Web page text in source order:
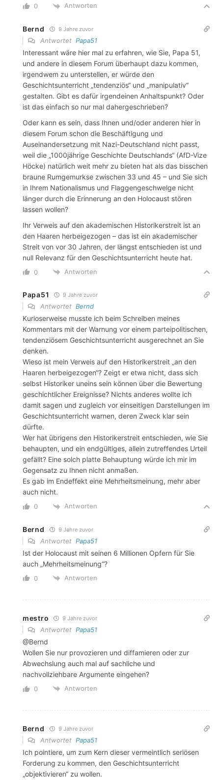
0 Antworten
Bernd 9 Jahre zuvor
Antwortet Papa51
Interessant wäre hier mal zu erfahren, wie Sie, Papa 51,
und andere in diesem Forum überhaupt dazu kommen,
irgendwem zu unterstellen, er würde den
Geschichtsunterricht „tendenziös“ und „manipulativ“
gestalten. Gibt es dafür irgendeinen Anhaltspunkt? Oder
ist das einfach so nur mal dahergeschrieben?
Oder kann es sein, dass Ihnen und/oder anderen hier in
diesem Forum schon die Beschäftigung und
Auseinandersetzung mit Nazi-Deutschland nicht passt,
weil die „1000jährige Geschichte Deutschlands“ (AfD-Vize
Höcke) natürlich weit mehr zu bieten hat als das bisschen
braune Rumgemurkse zwischen 33 und 45 – und Sie sich
in Ihrem Nationalismus und Flaggengeschwelge nicht
länger durch die Erinnerung an den Holocaust stören
lassen wollen?
Ihr Verweis auf den akademischen Historikerstreit ist an
den Haaren herbeigezogen – das ist ein akademischer
Streit von vor 30 Jahren, der längst entschieden ist und
null Relevanz für den Geschichtsunterricht heute hat.
0 Antworten
Papa51 9 Jahre zuvor
Antwortet Bernd
Kurioserweise musste ich beim Schreiben meines
Kommentars mit der Warnung vor einem parteipolitischen,
tendenziösem Geschichtsunterricht ausgerechnet an Sie
denken.
Wieso ist mein Verweis auf den Historikerstreit „an den
Haaren herbeigezogen“? Zeigt er etwa nicht, dass sich
selbst Historiker uneins sein können über die Bewertung
geschichtlicher Ereignisse? Nichts anderes wollte ich
damit sagen und zugleich vor einseitigen Darstellungen im
Geschichtsunterricht warnen, deren Zweck klar sein
dürfte.
Wer hat übrigens den Historikerstreit entschieden, wie Sie
behaupten, und ein endgültiges, allein zutreffendes Urteil
gefällt? Eine solch platte Behauptung würde ich mir im
Gegensatz zu Ihnen nicht anmaßen.
Es gab im Endeffekt eine Mehrheitsmeinung, mehr aber
auch nicht.
0 Antworten
Bernd 9 Jahre zuvor
Antwortet Papa51
Ist der Holocaust mit seinen 6 Millionen Opfern für Sie
auch „Mehrheitsmeinung“?
0 Antworten
mestro 9 Jahre zuvor
Antwortet Papa51
@Bernd
Wollen Sie nur provozieren und diffamieren oder zur
Abwechslung auch mal auf sachliche und
nachvollziehbare Argumente eingehen?
0 Antworten
Bernd 9 Jahre zuvor
Antwortet Papa51
Ich pointiere, um zum Kern dieser vermeintlich seriösen
Forderung zu kommen, den Geschichtsunterricht
„objektivieren“ zu wollen.